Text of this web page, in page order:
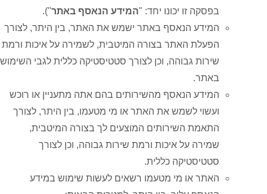
בפסקה זו יכונו יחד: "המידע הנאסף באתר").
המידע הנאסף באתר ישמש את האתר, בין היתר, לצורך
הפעלת האתר בצורה המיטבית, לשמירה על איכות ורמת
שירות גבוהה, וכן לצורך סטטיסטיקה כללית לגבי השימוש
באתר.
המידע הנאסף מהשירותים בהם אתה מתעניין או רוכש
ועשוי לשמש את האתר או מי מטעמו, בין היתר, לצורך
התאמת השירותים המוצעים לך בצורה המיטבית,
שמירה על איכות ורמת שירות גבוהה, וכן לצורך
סטטיסטיקה כללית.
האתר או מי מטעמו רשאים לעשות שימוש במידע